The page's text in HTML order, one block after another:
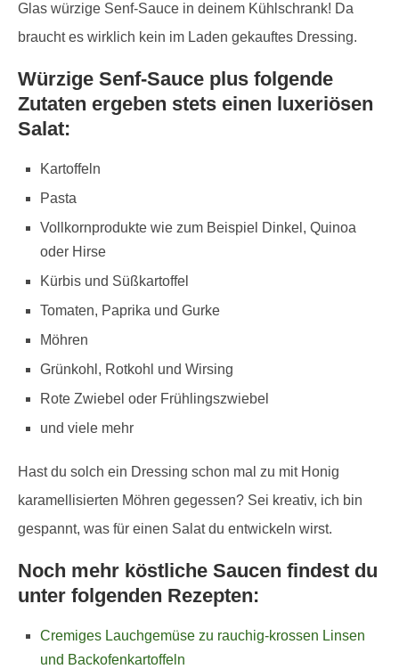
Glas würzige Senf-Sauce in deinem Kühlschrank! Da
braucht es wirklich kein im Laden gekauftes Dressing.
Würzige Senf-Sauce plus folgende
Zutaten ergeben stets einen luxeriösen
Salat:
Kartoffeln
Pasta
Vollkornprodukte wie zum Beispiel Dinkel, Quinoa
oder Hirse
Kürbis und Süßkartoffel
Tomaten, Paprika und Gurke
Möhren
Grünkohl, Rotkohl und Wirsing
Rote Zwiebel oder Frühlingszwiebel
und viele mehr
Hast du solch ein Dressing schon mal zu mit Honig
karamellisierten Möhren gegessen? Sei kreativ, ich bin
gespannt, was für einen Salat du entwickeln wirst.
Noch mehr köstliche Saucen findest du
unter folgenden Rezepten:
Cremiges Lauchgemüse zu rauchig-krossen Linsen
und Backofenkartoffeln